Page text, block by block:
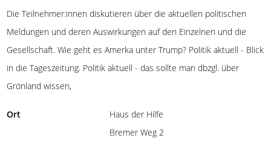
Die Teilnehmer:innen diskutieren über die aktuellen politischen
Meldungen und deren Auswirkungen auf den Einzelnen und die
Gesellschaft. Wie geht es Amerka unter Trump? Politik aktuell - Blick
in die Tageszeitung. Politik aktuell - das sollte man dbzgl. über
Grönland wissen,
Ort
Haus der Hilfe
Bremer Weg 2